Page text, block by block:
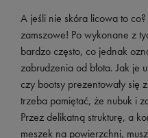
A jeśli nie skóra licowa to
zamszowe! Po wykonane z
bardzo często, co jednak
zabrudzenia od błota. Jak je
czy bootsy prezentowały się
trzeba pamiętać, że nubuk i
Przez delikatną strukturę, a
meszek na powierzchni,